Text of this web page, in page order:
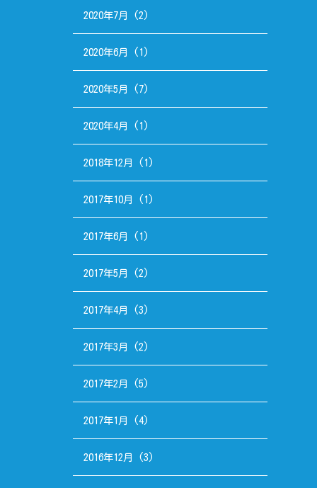
2020年7月 (2)
2020年6月 (1)
2020年5月 (7)
2020年4月 (1)
2018年12月 (1)
2017年10月 (1)
2017年6月 (1)
2017年5月 (2)
2017年4月 (3)
2017年3月 (2)
2017年2月 (5)
2017年1月 (4)
2016年12月 (3)